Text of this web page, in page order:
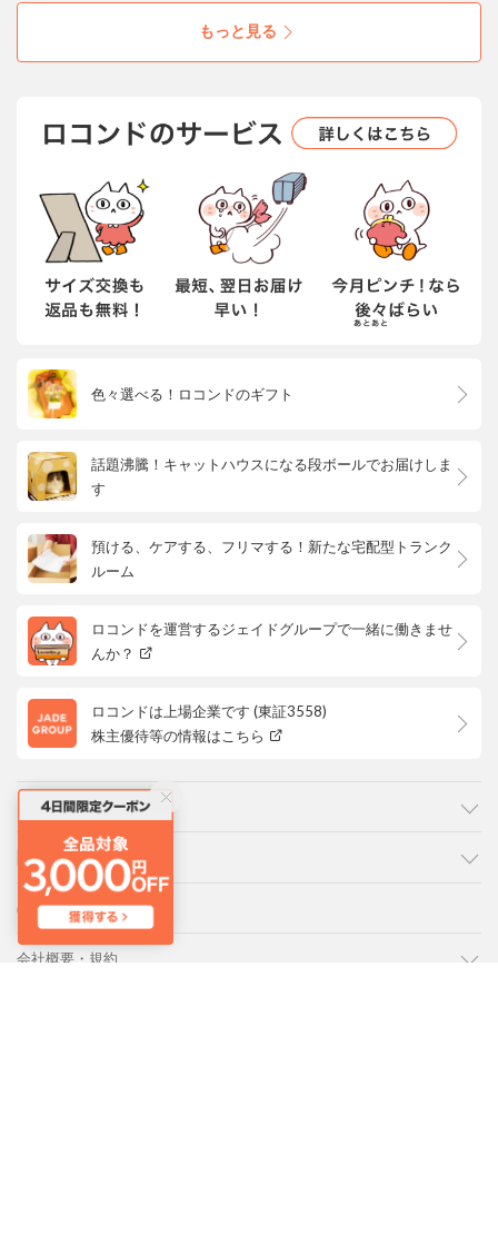
もっと見る
色々選べる！ロコンドのギフト
話題沸騰！キャットハウスになる段ボールでお届けしま
す
預ける、ケアする、フリマする！新たな宅配型トランク
ルーム
ロコンドを運営するジェイドグループで一緒に働きませ
んか？
ロコンドは上場企業です (東証3558)
株主優待等の情報はこちら
カテゴリ
ご利用ガイド
よくあるご質問
会社概要・規約